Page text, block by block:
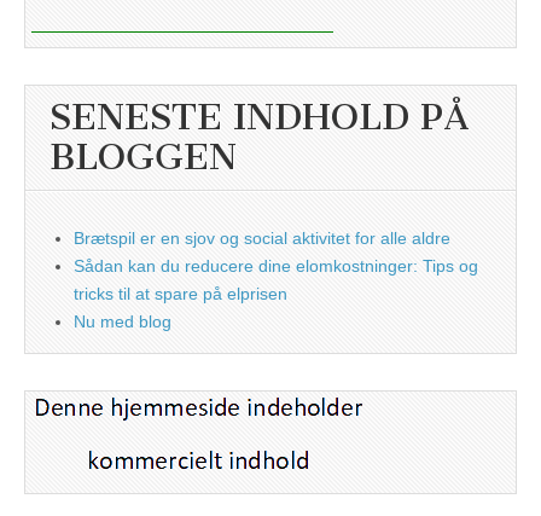
SENESTE INDHOLD PÅ
BLOGGEN
Brætspil er en sjov og social aktivitet for alle aldre
Sådan kan du reducere dine elomkostninger: Tips og
tricks til at spare på elprisen
Nu med blog